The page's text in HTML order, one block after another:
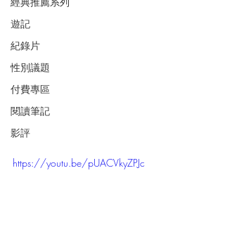
遊記
紀錄片
性別議題
付費專區
閱讀筆記
影評
https://youtu.be/pUACVkyZPJc